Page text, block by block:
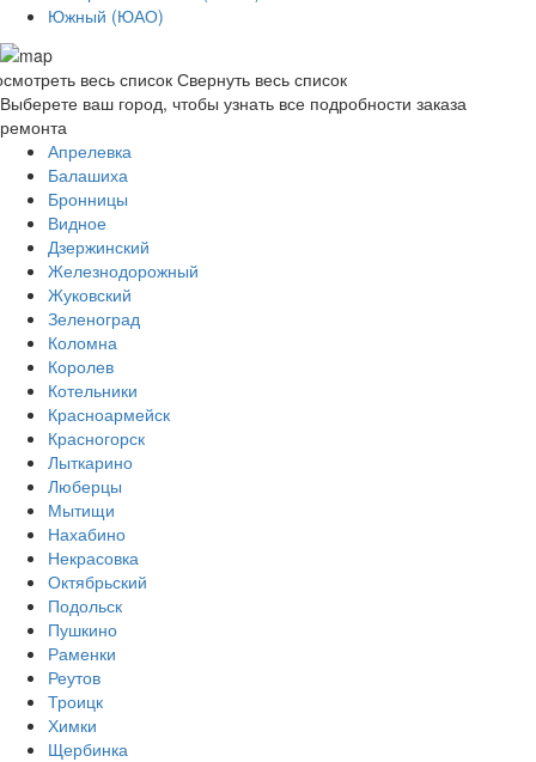
Южный (ЮАО)
весь список Свернуть весь список
Выберете ваш город, чтобы узнать все подробности заказа
ремонта
Апрелевка
Балашиха
Бронницы
Видное
Дзержинский
Железнодорожный
Жуковский
Зеленоград
Коломна
Королев
Котельники
Красноармейск
Красногорск
Лыткарино
Люберцы
Мытищи
Нахабино
Некрасовка
Октябрьский
Подольск
Пушкино
Раменки
Реутов
Троицк
Химки
Щербинка